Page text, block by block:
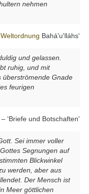
nehmen
Weltordnung Bahá'u'lláhs'
und gelassen.
ruhig, und mit
überströmende Gnade
feurigen
– 'Briefe und Botschaften'
Sei immer voller
Segnungen auf
Blickwinkel
werden, aber aus
Der Mensch ist
Meer göttlichen